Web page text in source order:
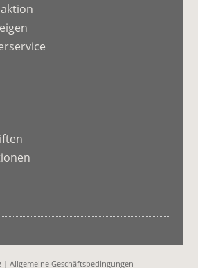
|Allgemeine Geschäftsbedingungen